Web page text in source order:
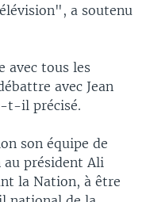
a soutenu
avec tous les
avec Jean
t-il précisé.
son équipe de
président Ali
la Nation, à être